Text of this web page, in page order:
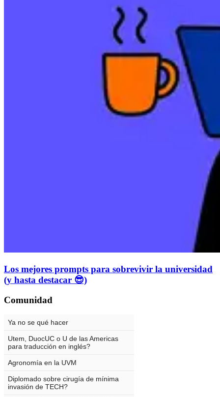
Los mejores prompts para sobrevivir la universidad
(y hasta destacar 😎)
Comunidad